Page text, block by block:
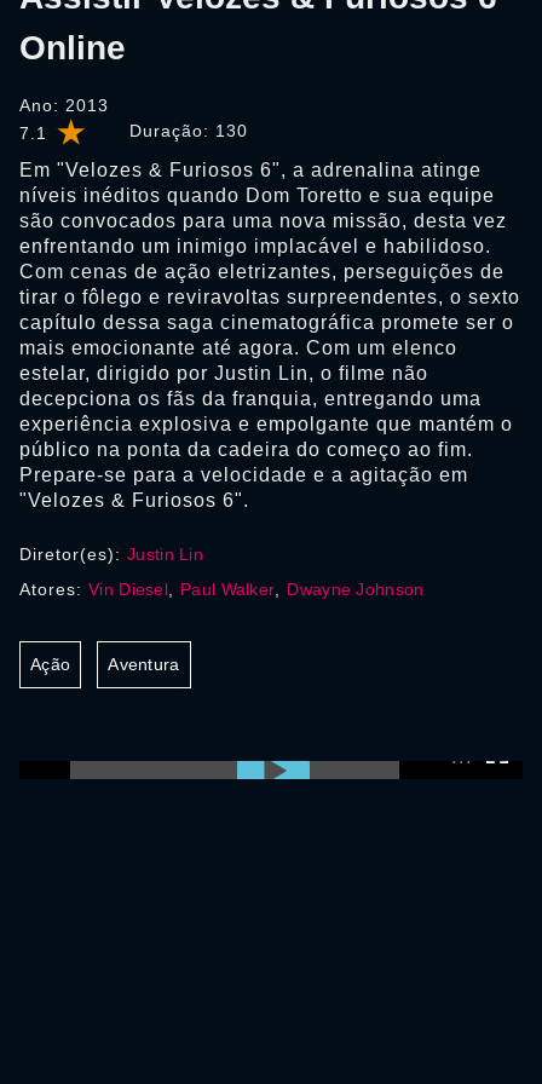
7.1 Duração: 130
Online
Ano: 2013
Em "Velozes & Furiosos 6", a adrenalina atinge
níveis inéditos quando Dom Toretto e sua equipe
são convocados para uma nova missão, desta vez
enfrentando um inimigo implacável e habilidoso.
Com cenas de ação eletrizantes, perseguições de
tirar o fôlego e reviravoltas surpreendentes, o sexto
capítulo dessa saga cinematográfica promete ser o
mais emocionante até agora. Com um elenco
estelar, dirigido por Justin Lin, o filme não
decepciona os fãs da franquia, entregando uma
experiência explosiva e empolgante que mantém o
público na ponta da cadeira do começo ao fim.
Prepare-se para a velocidade e a agitação em
"Velozes & Furiosos 6".
Diretor(es): Justin Lin
Atores: Vin Diesel Paul Walker Dwayne Johnson
Ação Aventura